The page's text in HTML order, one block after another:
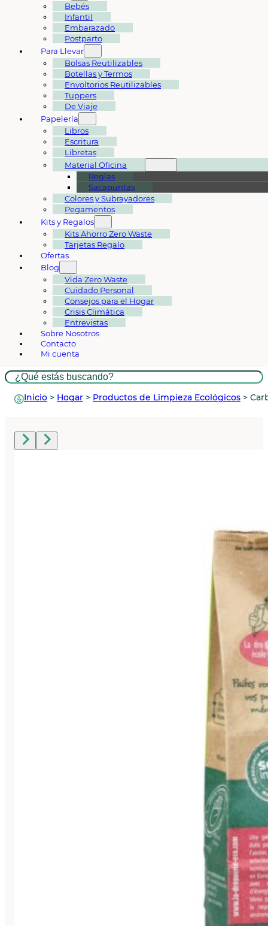
Bebés
Infantil
Embarazado
Postparto
Para Llevar
Bolsas Reutilizables
Botellas y Termos
Envoltorios Reutilizables
Tuppers
De Viaje
Papelería
Libros
Escritura
Libretas
Material Oficina
Reglas
Sacapuntas
Colores y Subrayadores
Pegamentos
Kits y Regalos
Kits Ahorro Zero Waste
Tarjetas Regalo
Ofertas
Blog
Vida Zero Waste
Cuidado Personal
Consejos para el Hogar
Crisis Climática
Entrevistas
Sobre Nosotros
Contacto
Mi cuenta
Buscar
Inicio > Hogar > Productos de Limpieza Ecológicos >